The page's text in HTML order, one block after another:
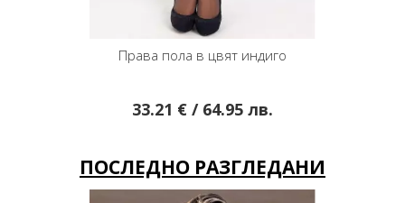
Права пола в цвят индиго
33.21 € / 64.95 лв.
ПОСЛЕДНО РАЗГЛЕДАНИ